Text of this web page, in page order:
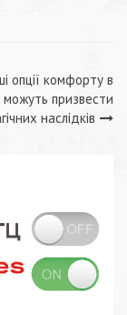
опції комфорту в
можуть призвести
наслідків